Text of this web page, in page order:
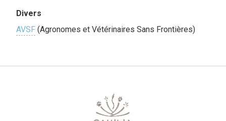
Divers
AVSF (Agronomes et Vétérinaires Sans Frontières)